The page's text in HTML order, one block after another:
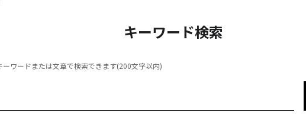
キーワード検索
ーワードまたは文章で検索できます(200文字以内)